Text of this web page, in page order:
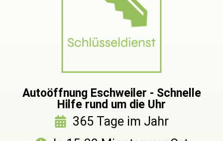
Autoöffnung Eschweiler - Schnelle
Hilfe rund um die Uhr
365 Tage im Jahr